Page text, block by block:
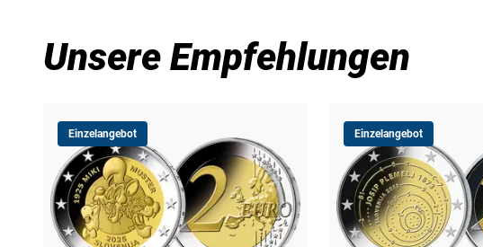
Unsere Empfehlungen
Einzelangebot Einzelangebot